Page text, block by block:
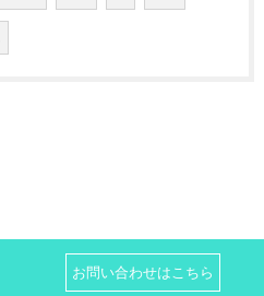
お問い合わせはこちら